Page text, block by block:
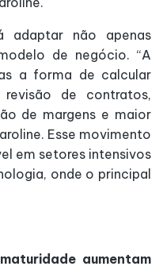
adaptar não apenas
de negócio. “A
a forma de calcular
de contratos,
de margens e maior
Esse movimento
em setores intensivos
onde o principal
aumentam